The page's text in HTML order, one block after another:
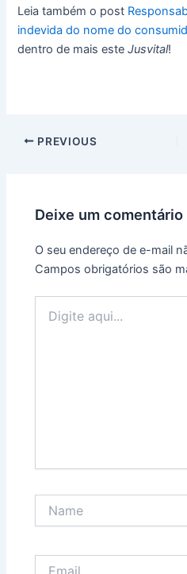
Leia também o post
indevida do nome do
dentro de mais esteJusvital!
PREVIOUS
Deixe um comentário
O seu endereço de e-mail
Campos obrigatórios são
aqui...